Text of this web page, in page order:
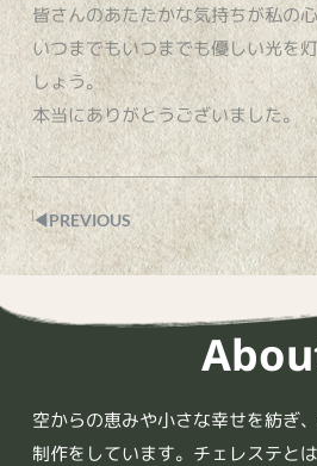
皆さんのあたたかな気持ちが私の
いつまでもいつまでも優しい光を
しょう。
本当にありがとうございました。
◀︎PREVIOUS
空からの恵みや小さな幸せを紡ぎ
制作をしています。チェレステと